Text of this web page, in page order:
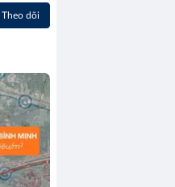
Theo dõi